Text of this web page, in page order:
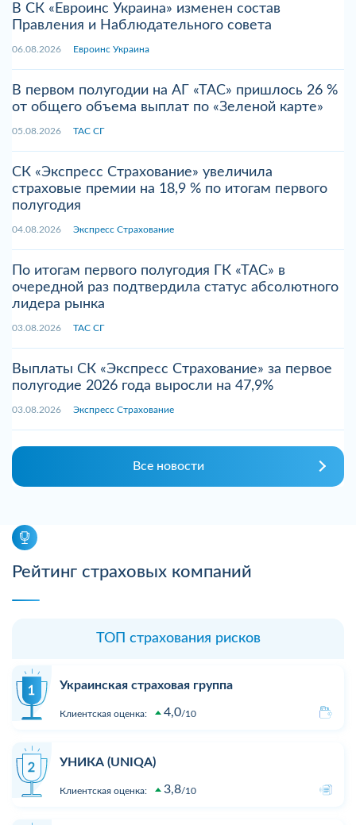
В СК «Евроинс Украина» изменен состав
Правления и Наблюдательного совета
06.08.2026 Евроинс Украина
В первом полугодии на АГ «ТАС» пришлось 26 %
от общего объема выплат по «Зеленой карте»
05.08.2026 ТАС СГ
СК «Экспресс Страхование» увеличила
страховые премии на 18,9 % по итогам первого
полугодия
04.08.2026 Экспресс Страхование
По итогам первого полугодия ГК «ТАС» в
очередной раз подтвердила статус абсолютного
лидера рынка
03.08.2026 ТАС СГ
Выплаты СК «Экспресс Страхование» за первое
полугодие 2026 года выросли на 47,9%
03.08.2026 Экспресс Страхование
Все новости
Рейтинг страховых компаний
ТОП страхования рисков
Украинская страховая группа
Клиентская оценка: 4,0 10
УНИКА (UNIQA)
Клиентская оценка: 3,8 10